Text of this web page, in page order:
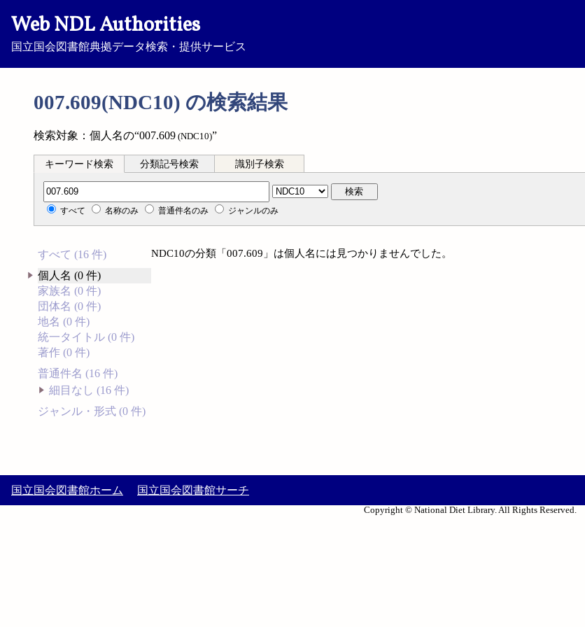
Web NDL Authorities
国立国会図書館典拠データ検索・提供サービス
007.609(NDC10) の検索結果
検索対象：個人名の“007.609 (NDC10)”
キーワード検索 分類記号検索 識別子検索
分類記号検索 検索
すべて 名称のみ 普通件名のみ ジャンルのみ
すべて (16 件)
個人名 (0 件)
家族名 (0 件)
団体名 (0 件)
地名 (0 件)
統一タイトル (0 件)
著作 (0 件)
普通件名 (16 件)
細目なし (16 件)
ジャンル・形式 (0 件)
NDC10の分類「007.609」は個人名には見つかりませんでした。
国立国会図書館ホーム 国立国会図書館サーチ
Copyright © National Diet Library. All Rights Reserved.